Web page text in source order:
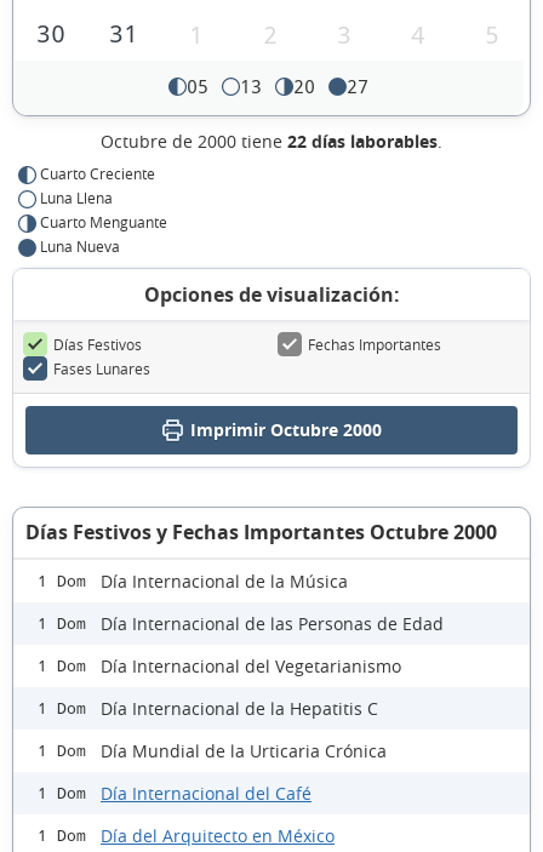
30
31 1 2 3 4 5
05 13 20 27
Octubre de 2000 tiene 22 días laborables.
Cuarto Creciente
Luna Llena
Cuarto Menguante
Luna Nueva
Opciones de visualización:
Días Festivos
Fechas Importantes
Fases Lunares
Imprimir Octubre 2000
Días Festivos y Fechas Importantes Octubre 2000
1 Dom Día Internacional de la Música
1 Dom Día Internacional de las Personas de Edad
1 Dom Día Internacional del Vegetarianismo
1 Dom Día Internacional de la Hepatitis C
1 Dom Día Mundial de la Urticaria Crónica
1 Dom Día Internacional del Café
1 Dom Día del Arquitecto en México